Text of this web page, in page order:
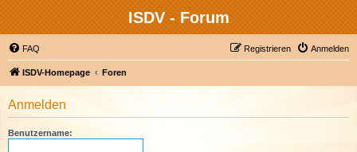
ISDV - Forum
FAQ Anmelden
Registrieren
ISDV-Homepage Foren
Anmelden
Benutzername: